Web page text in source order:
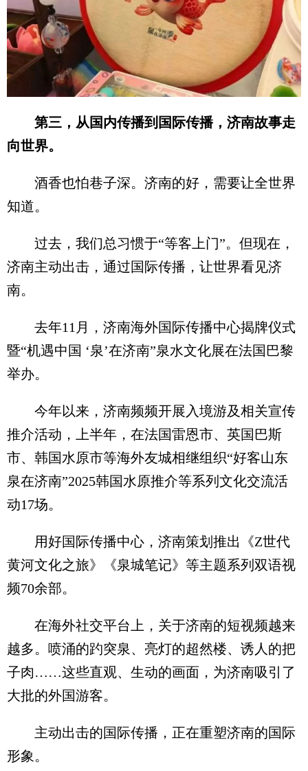
第三，从国内传播到国际传播，济南故事走
向世界。
酒香也怕巷子深。济南的好，需要让全世界
知道。
过去，我们总习惯于“等客上门”。但现在，
济南主动出击，通过国际传播，让世界看见济
南。
去年11月，济南海外国际传播中心揭牌仪式
暨“机遇中国 ‘泉’在济南”泉水文化展在法国巴黎
举办。
今年以来，济南频频开展入境游及相关宣传
推介活动，上半年，在法国雷恩市、英国巴斯
市、韩国水原市等海外友城相继组织“好客山东
泉在济南”2025韩国水原推介等系列文化交流活
动17场。
用好国际传播中心，济南策划推出《Z世代
黄河文化之旅》《泉城笔记》等主题系列双语视
频70余部。
在海外社交平台上，关于济南的短视频越来
越多。喷涌的趵突泉、亮灯的超然楼、诱人的把
子肉……这些直观、生动的画面，为济南吸引了
大批的外国游客。
主动出击的国际传播，正在重塑济南的国际
形象。